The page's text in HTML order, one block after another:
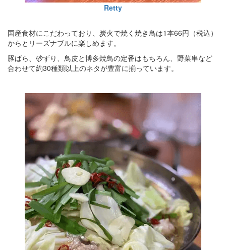
Retty
国産食材にこだわっており、炭火で焼く焼き鳥は1本66円（税込）
からとリーズナブルに楽しめます。
豚ばら、砂ずり、鳥皮と博多焼鳥の定番はもちろん、野菜串など
合わせて約30種類以上のネタが豊富に揃っています。